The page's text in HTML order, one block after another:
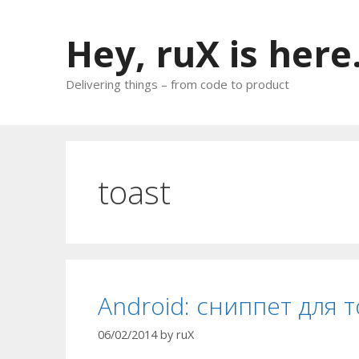
Hey, ruX is
Delivering things – from code to product
toast
Android: сниппет для
06/02/2014 by ruX